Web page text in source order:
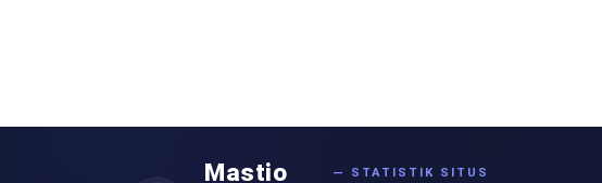
Mastio — STATISTIK SITUS